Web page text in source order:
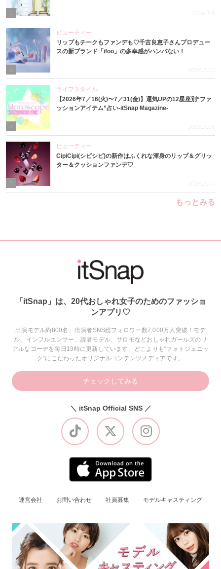
2026.7.8
3
ビューティー
リップもチークもファンデも♡千吉良恵子さんプロデュー
スの新ブランド「ifoo」の多幸感がハンパない！
2026.7.10
4
ライフスタイル
【2026年7／16(火)〜7／31(金)】運気UPの12星座別“ファ
ッションアイテム”占い-itSnap Magazine-
2026.7.16
ビューティー
CipiCipi(シピシピ)の新作はふくれな渾身のリップ＆グリッ
ター＆クッションファンデ♡
2026.7.14
もっとみる
「itSnap」は、20代おしゃれ女子のためのファッショ
ンアプリ♡
出演モデル約800名、出演者SNS総フォロワー数7,000万人突破！モデ
ル、インフルエンサー、読者モデル、サロモなどおしゃれガールズのリ
アルなコーデを毎日19時に更新しています。どこよりも“フォトジェニッ
ク”にこだわったオリジナルコンテンツメディアです。
チェックしてみる
＼ itSnap Official SNS ／
運営会社 お問い合わせ 社員募集 モデルキャスティング